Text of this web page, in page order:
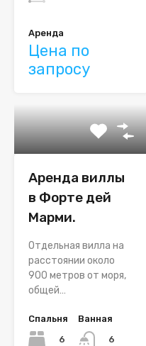
Аренда
Цена по
запросу
Аренда виллы
в Форте дей
Марми.
Отдельная вилла на
расстоянии около
900 метров от моря,
общей…
Спальня
6
Ванная
6